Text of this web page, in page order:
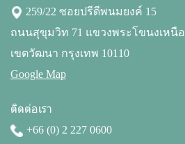
259/22 ซอยปรีดีพนมยงค์ 15
ถนนสุขุมวิท 71 แขวงพระโขนงเหนือ
เขตวัฒนา กรุงเทพ 10110
Google Map
ติดต่อเรา
+66 (0) 2 227 0600